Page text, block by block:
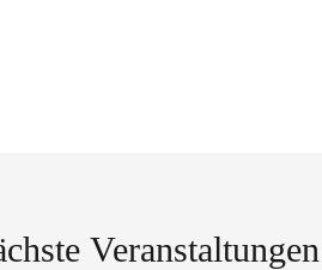
Veranstaltungen